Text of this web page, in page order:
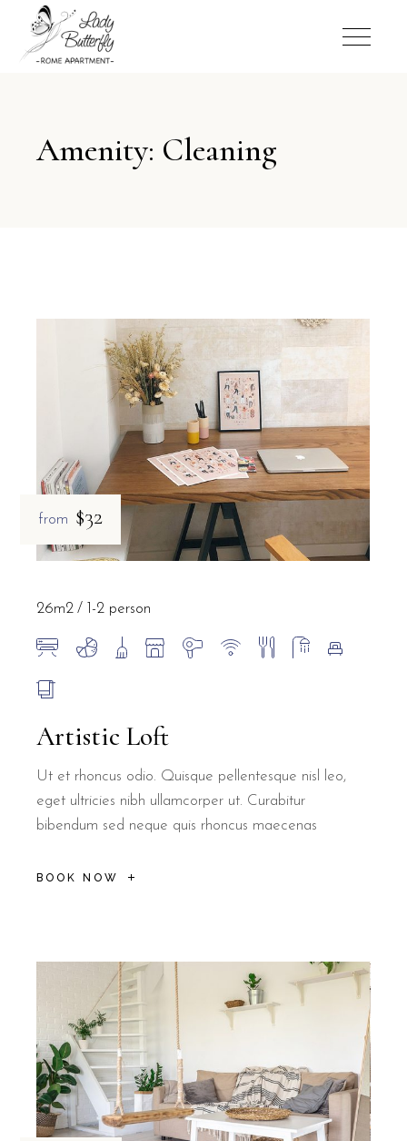
Amenity: Cleaning
from $32
Artistic Loft
Ut et rhoncus odio. Quisque pellentesque nisl leo,
eget ultricies nibh ullamcorper ut. Curabitur
bibendum sed neque quis rhoncus maecenas
BOOK NOW
26m2 1-2 person